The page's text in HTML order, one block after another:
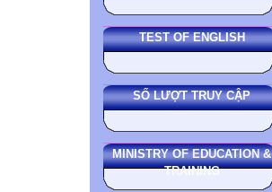
TEST OF ENGLISH
SỐ LƯỢT TRUY CẬP
MINISTRY OF EDUCATION &
TRAINING